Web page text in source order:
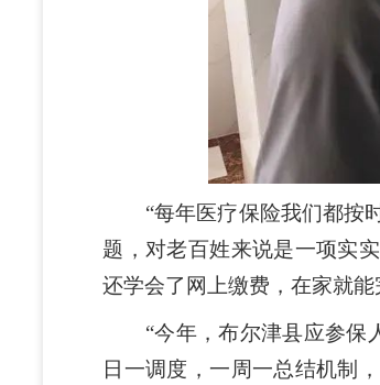
“每年医疗保险我们都按时
题，对老百姓来说是一项实
还学会了网上缴费，在家就
“今年，布尔津县应参保人
日一调度，一周一总结机制